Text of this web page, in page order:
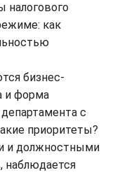
налогового
как
бизнес-
и форма
с
приоритеты?
и должностными
наблюдается